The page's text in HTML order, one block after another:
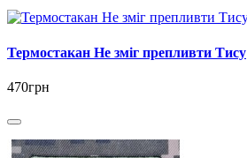
Термостакан Не зміг препливти Тису
470грн